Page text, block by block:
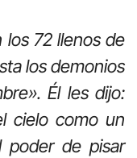
los 72 llenos de
los demonios
Él les dijo:
cielo como un
poder de pisar